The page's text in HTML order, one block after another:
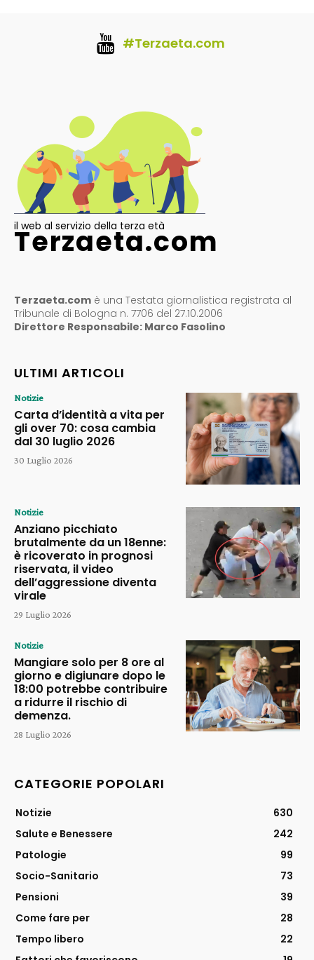
#Terzaeta.com
il web al servizio della terza età
Terzaeta.com
Terzaeta.com è una Testata giornalistica registrata al
Tribunale di Bologna n. 7706 del 27.10.2006
Direttore Responsabile: Marco Fasolino
ULTIMI ARTICOLI
Notizie
Carta d’identità a vita per
gli over 70: cosa cambia
dal 30 luglio 2026
30 Luglio 2026
Notizie
Anziano picchiato
brutalmente da un 18enne:
è ricoverato in prognosi
riservata, il video
dell’aggressione diventa
virale
29 Luglio 2026
Notizie
Mangiare solo per 8 ore al
giorno e digiunare dopo le
18:00 potrebbe contribuire
a ridurre il rischio di
demenza.
28 Luglio 2026
CATEGORIE POPOLARI
Notizie
630
Salute e Benessere
242
Patologie
99
Socio-Sanitario
73
Pensioni
39
Come fare per
28
Tempo libero
22